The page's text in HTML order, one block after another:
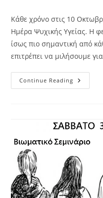
Κάθε χρόνο στις 10
Ημέρα Ψυχικής Υγείας. Η
ίσως πιο σημαντική από
επιτρέπει να μιλήσουμε
Continue Reading